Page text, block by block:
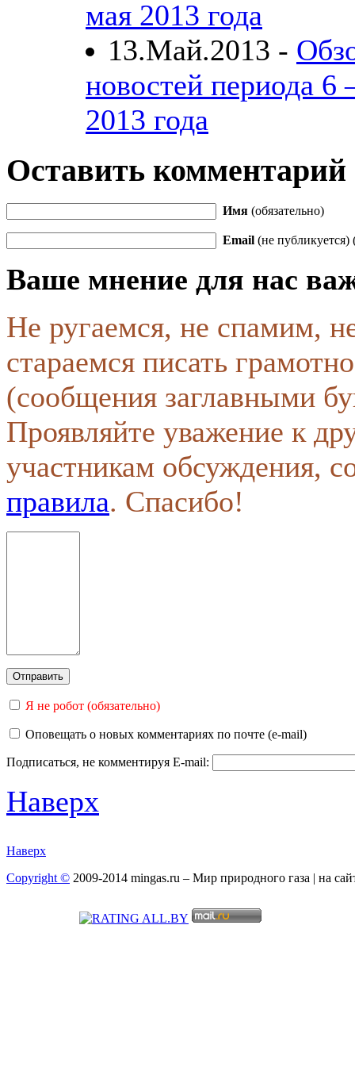
мая 2013 года
13.Май.2013 -
новостей периода 6
2013 года
Оставить комментарий
Имя (обязательно)
Email (не публикуется)
Ваше мнение для нас
Не ругаемся, не спамим,
стараемся писать
(сообщения заглавными
Проявляйте уважение к
участникам обсуждения,
правила. Спасибо!
Я не робот (обязательно)
Оповещать о новых комментариях по почте (e-mail)
Подписаться, не комментируя E-mail:
Наверх
Наверх
Copyright © 2009-2014 mingas.ru – Мир природного газа | на